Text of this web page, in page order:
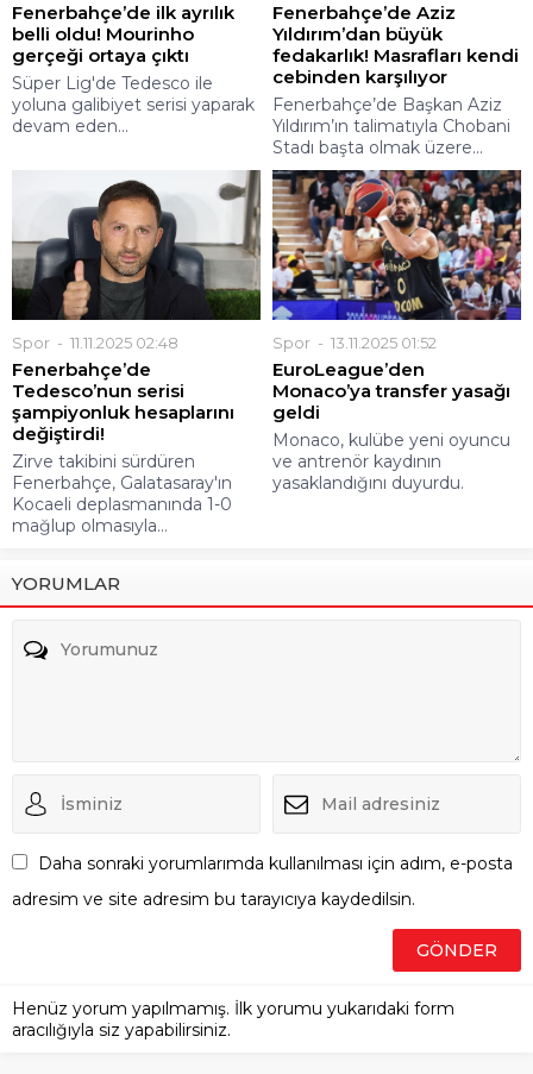
Fenerbahçe’de ilk ayrılık
belli oldu! Mourinho
gerçeği ortaya çıktı
Süper Lig'de Tedesco ile
yoluna galibiyet serisi yaparak
devam eden...
Fenerbahçe’de Aziz
Yıldırım’dan büyük
fedakarlık! Masrafları kendi
cebinden karşılıyor
Fenerbahçe’de Başkan Aziz
Yıldırım’ın talimatıyla Chobani
Stadı başta olmak üzere...
Spor 11.11.2025 02:48
Fenerbahçe’de
Tedesco’nun serisi
şampiyonluk hesaplarını
değiştirdi!
Zirve takibini sürdüren
Fenerbahçe, Galatasaray'ın
Kocaeli deplasmanında 1-0
mağlup olmasıyla...
Spor 13.11.2025 01:52
EuroLeague’den
Monaco’ya transfer yasağı
geldi
Monaco, kulübe yeni oyuncu
ve antrenör kaydının
yasaklandığını duyurdu.
YORUMLAR
Daha sonraki yorumlarımda kullanılması için adım, e-posta
adresim ve site adresim bu tarayıcıya kaydedilsin.
Henüz yorum yapılmamış. İlk yorumu yukarıdaki form
aracılığıyla siz yapabilirsiniz.